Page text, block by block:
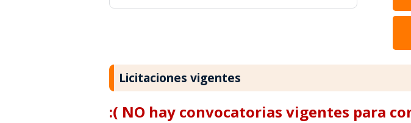
Licitaciones vigentes
:( NO hay convocatorias vigentes para